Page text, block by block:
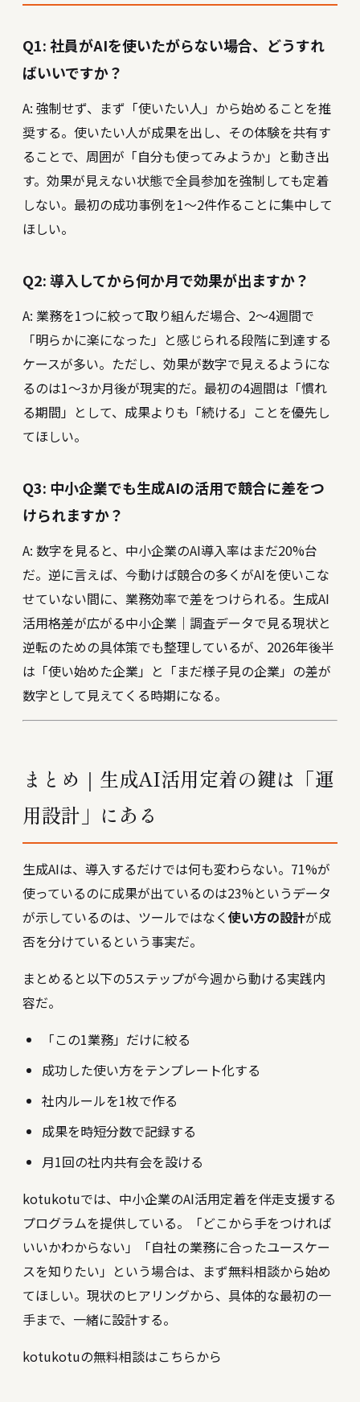
Q1: 社員がAIを使いたがらない場合、どうすれ
ばいいですか？
A: 強制せず、まず「使いたい人」から始めることを推
奨する。使いたい人が成果を出し、その体験を共有す
ることで、周囲が「自分も使ってみようか」と動き出
す。効果が見えない状態で全員参加を強制しても定着
しない。最初の成功事例を1〜2件作ることに集中して
ほしい。
Q2: 導入してから何か月で効果が出ますか？
A: 業務を1つに絞って取り組んだ場合、2〜4週間で
「明らかに楽になった」と感じられる段階に到達する
ケースが多い。ただし、効果が数字で見えるようにな
るのは1〜3か月後が現実的だ。最初の4週間は「慣れ
る期間」として、成果よりも「続ける」ことを優先し
てほしい。
Q3: 中小企業でも生成AIの活用で競合に差をつ
けられますか？
A: 数字を見ると、中小企業のAI導入率はまだ20%台
だ。逆に言えば、今動けば競合の多くがAIを使いこな
せていない間に、業務効率で差をつけられる。 生成AI
活用格差が広がる中小企業｜調査データで見る現状と
逆転のための具体策でも整理しているが、2026年後半
は「使い始めた企業」と「まだ様子見の企業」の差が
数字として見えてくる時期になる。
まとめ｜生成AI活用定着の鍵は「運
用設計」にある
生成AIは、導入するだけでは何も変わらない。71%が
使っているのに成果が出ているのは23%というデータ
が示しているのは、ツールではなく使い方の設計が成
否を分けているという事実だ。
まとめると以下の5ステップが今週から動ける実践内
容だ。
「この1業務」だけに絞る
成功した使い方をテンプレート化する
社内ルールを1枚で作る
成果を時短分数で記録する
月1回の社内共有会を設ける
kotukotuでは、中小企業のAI活用定着を伴走支援する
プログラムを提供している。「どこから手をつければ
いいかわからない」「自社の業務に合ったユースケー
スを知りたい」という場合は、まず無料相談から始め
てほしい。現状のヒアリングから、具体的な最初の一
手まで、一緒に設計する。
kotukotuの無料相談はこちらから